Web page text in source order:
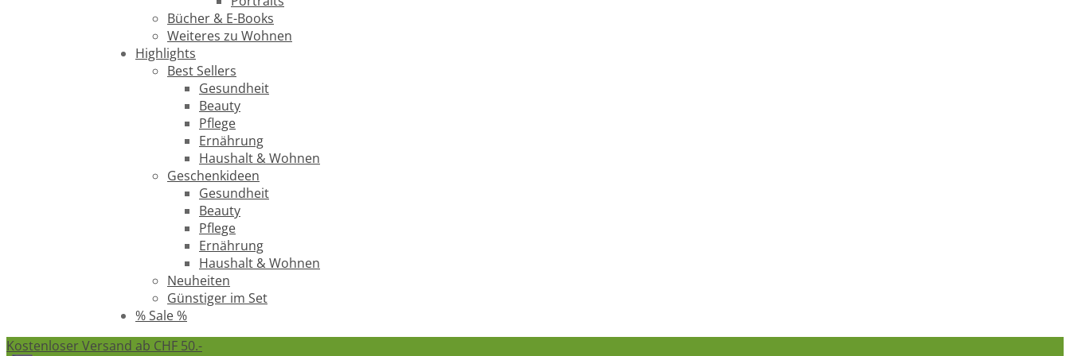
Bücher & E-Books
Weiteres zu Wohnen
Highlights
Best Sellers
Gesundheit
Beauty
Pflege
Ernährung
Haushalt & Wohnen
Geschenkideen
Gesundheit
Beauty
Pflege
Ernährung
Haushalt & Wohnen
Neuheiten
Günstiger im Set
% Sale %
Kostenloser Versand ab CHF 50.-